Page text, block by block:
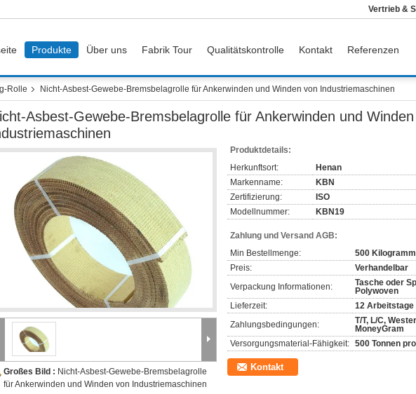
Vertrieb &
Produkte Über uns Fabrik Tour Qualitätskontrolle Kontakt Referenzen
Rolle Nicht-Asbest-Gewebe-Bremsbelagrolle für Ankerwinden und Winden von Industriemaschinen
Asbest-Gewebe-Bremsbelagrolle für Ankerwinden und
Großes Bild : Nicht-Asbest-Gewebe-Bremsbelagrolle
für Ankerwinden und Winden von Industriemaschinen
Produktdetails:
Herkunftsort:
Henan
Markenname:
KBN
Zertifizierung:
ISO
Modellnummer:
KBN19
Zahlung und Versand AGB:
Min Bestellmenge:
500 Kilogramm
Preis:
Verhandelbar
Verpackung Informationen:
Tasche oder
Polywoven
Lieferzeit:
12 Arbeitstage
Zahlungsbedingungen:
T/T, L/C,
MoneyGram
Versorgungsmaterial-Fähigkeit: 500 Tonnen
Kontakt